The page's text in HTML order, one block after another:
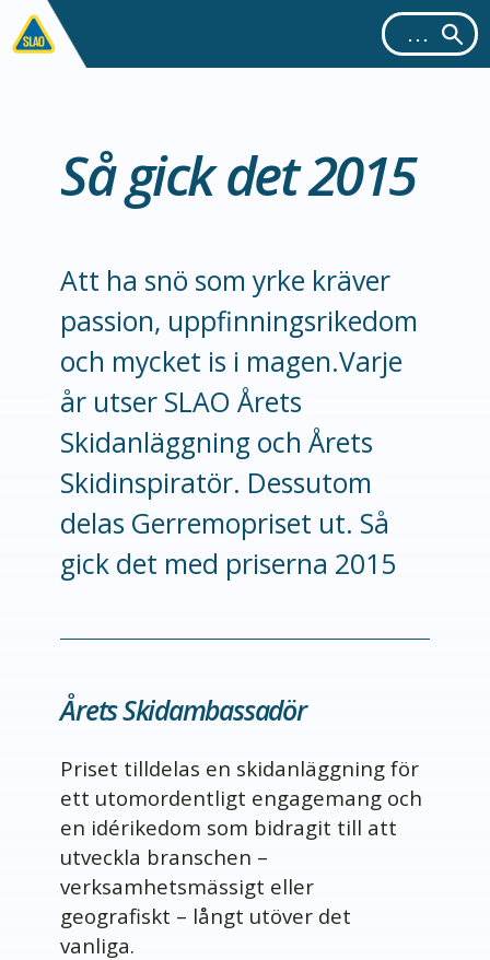
Så gick det 2015
Att ha snö som yrke kräver
passion, uppfinningsrikedom
och mycket is i magen.Varje
år utser SLAO Årets
Skidanläggning och Årets
Skidinspiratör. Dessutom
delas Gerremopriset ut. Så
gick det med priserna 2015
Årets Skidambassadör
Priset tilldelas en skidanläggning för
ett utomordentligt engagemang och
en idérikedom som bidragit till att
utveckla branschen –
verksamhetsmässigt eller
geografiskt – långt utöver det
vanliga.